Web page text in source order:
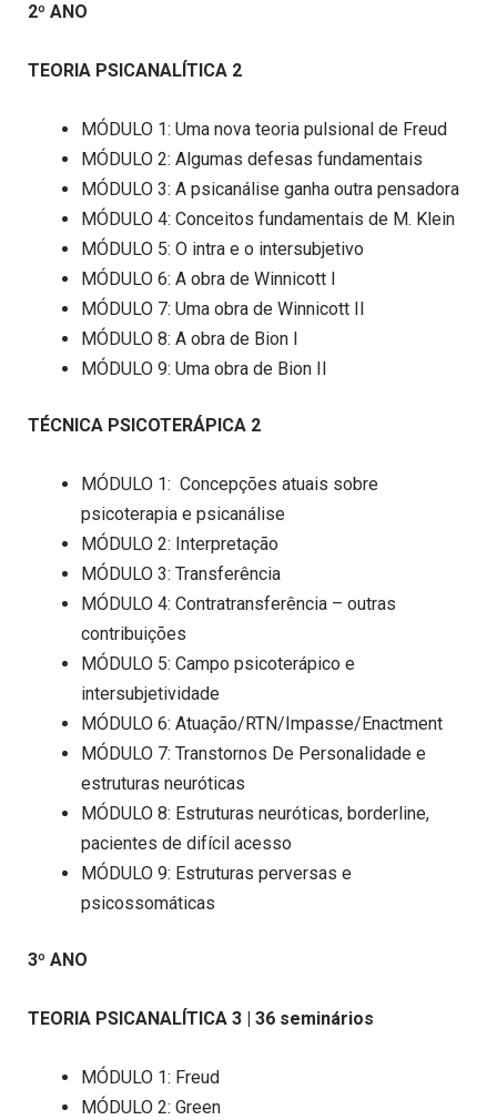
2º ANO
TEORIA PSICANALÍTICA 2
MÓDULO 1: Uma nova teoria pulsional de Freud
MÓDULO 2: Algumas defesas fundamentais
MÓDULO 3: A psicanálise ganha outra pensadora
MÓDULO 4: Conceitos fundamentais de M. Klein
MÓDULO 5: O intra e o intersubjetivo
MÓDULO 6: A obra de Winnicott I
MÓDULO 7: Uma obra de Winnicott II
MÓDULO 8: A obra de Bion I
MÓDULO 9: Uma obra de Bion II
TÉCNICA PSICOTERÁPICA 2
MÓDULO 1: Concepções atuais sobre
psicoterapia e psicanálise
MÓDULO 2: Interpretação
MÓDULO 3: Transferência
MÓDULO 4: Contratransferência – outras
contribuições
MÓDULO 5: Campo psicoterápico e
intersubjetividade
MÓDULO 6: Atuação/RTN/Impasse/Enactment
MÓDULO 7: Transtornos De Personalidade e
estruturas neuróticas
MÓDULO 8: Estruturas neuróticas, borderline,
pacientes de difícil acesso
MÓDULO 9: Estruturas perversas e
psicossomáticas
3º ANO
TEORIA PSICANALÍTICA 3 | 36 seminários
MÓDULO 1: Freud
MÓDULO 2: Green